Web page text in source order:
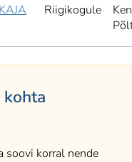
Riigikogule
soovi korral nende